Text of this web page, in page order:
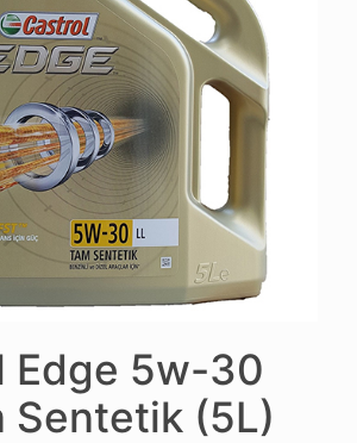
Edge 5w-30
Sentetik (5L)